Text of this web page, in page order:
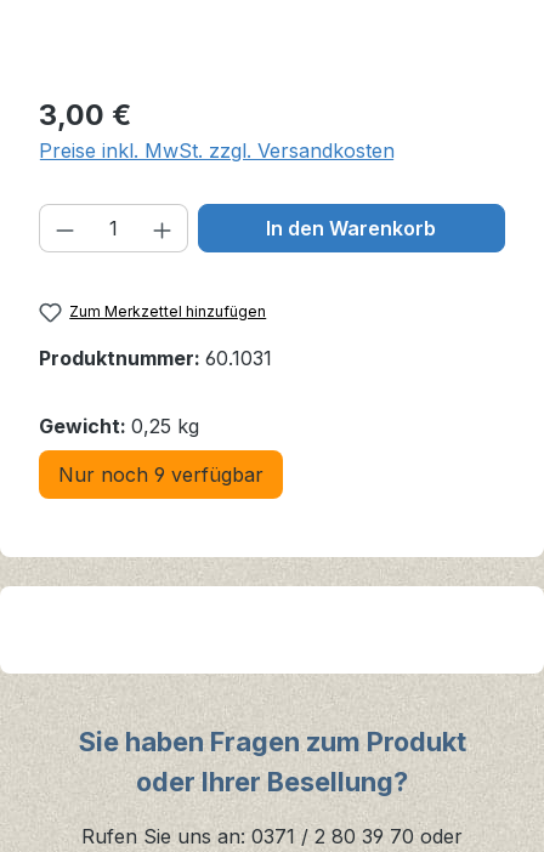
Regulärer Preis:
3,00 €
Preise inkl. MwSt. zzgl. Versandkosten
Produkt Anzahl: Gib den
In den Warenkorb
Zum Merkzettel hinzufügen
Produktnummer: 60.1031
Gewicht: 0,25 kg
Nur noch 9 verfügbar
Sie haben Fragen zum Produkt
oder Ihrer Besellung?
Rufen Sie uns an: 0371 / 2 80 39 70 oder